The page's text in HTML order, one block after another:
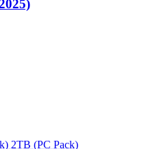
2TB (PC Pack)